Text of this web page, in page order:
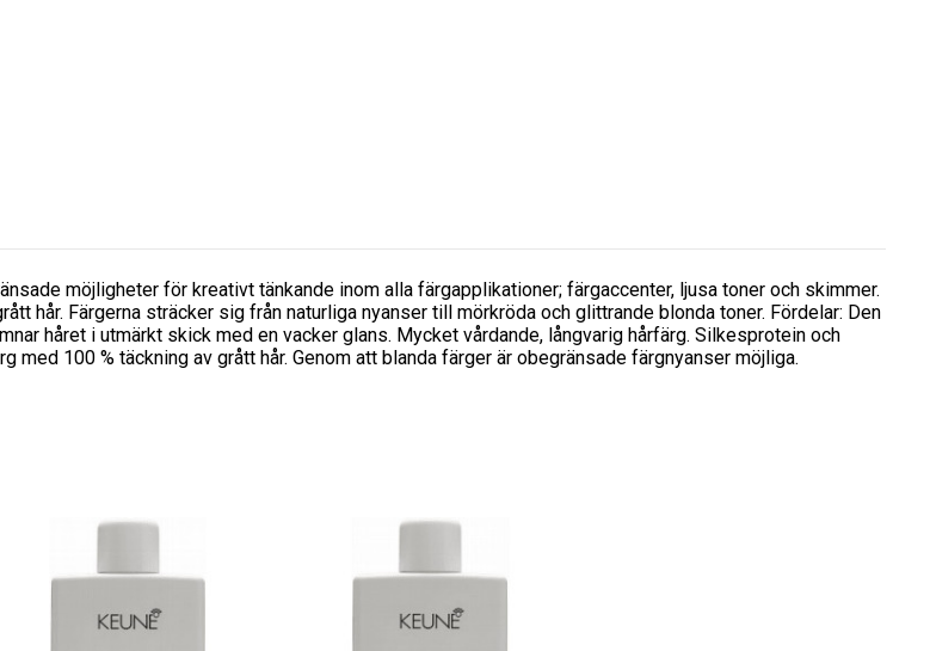
möjligheter för kreativt tänkande inom alla färgapplikationer; färgaccenter, ljusa toner och skimmer.
hår. Färgerna sträcker sig från naturliga nyanser till mörkröda och glittrande blonda toner. Fördelar: Den
håret i utmärkt skick med en vacker glans. Mycket vårdande, långvarig hårfärg. Silkesprotein och
100 % täckning av grått hår. Genom att blanda färger är obegränsade färgnyanser möjliga.